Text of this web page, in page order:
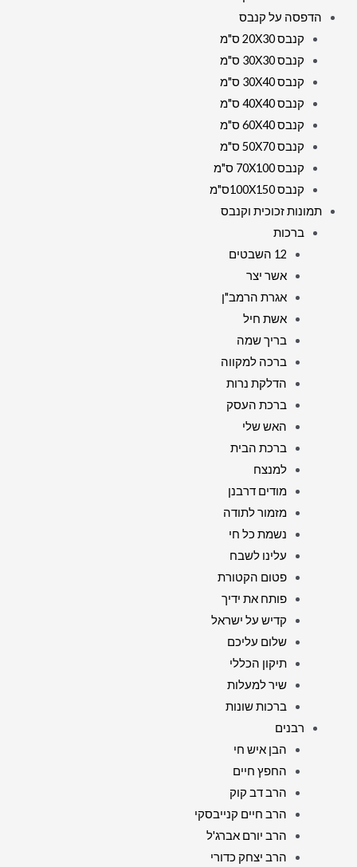
הדפסה על קנבס
קנבס 20X30 ס"מ
קנבס 30X30 ס"מ
קנבס 30X40 ס"מ
קנבס 40X40 ס"מ
קנבס 60X40 ס"מ
קנבס 50X70 ס"מ
קנבס 70X100 ס"מ
קנבס 100X150ס"מ
תמונות זכוכית וקנבס
ברכות
12 השבטים
אשר יצר
אגרת הרמב"ן
אשת חיל
בריך שמה
ברכה למקווה
הדלקת נרות
ברכת העסק
האש שלי
ברכת הבית
למנצח
מודים דרבנן
מזמור לתודה
נשמת כל חי
עלינו לשבח
פטום הקטורת
פותח את ידיך
קדיש על ישראל
שלום עליכם
תיקון הכללי
שיר למעלות
ברכות שונות
רבנים
הבן איש חי
החפץ חיים
הרב דב קוק
הרב חיים קנייבסקי
הרב יורם אברג'ל
הרב יצחק כדורי